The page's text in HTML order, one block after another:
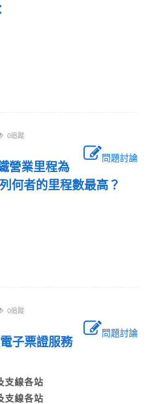
0追蹤
問題討論
營業里程為
何者的里程數最高？
0追蹤
問題討論
子票證服務
支線各站
支線各站